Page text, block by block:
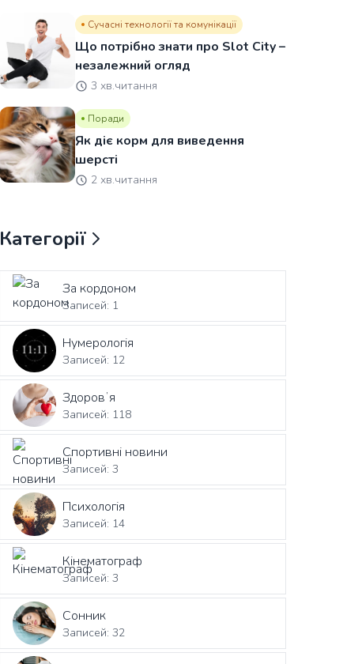
Сучасні технології та комунікації
Що потрібно знати про Slot City –
незалежний огляд
3 хв.читання
Поради
Як діє корм для виведення
шерсті
2 хв.читання
Категорії
За кордоном
Записей: 1
Нумерологія
Записей: 12
Здоровʼя
Записей: 118
Спортивні новини
Записей: 3
Психологія
Записей: 14
Кінематограф
Записей: 3
Сонник
Записей: 32